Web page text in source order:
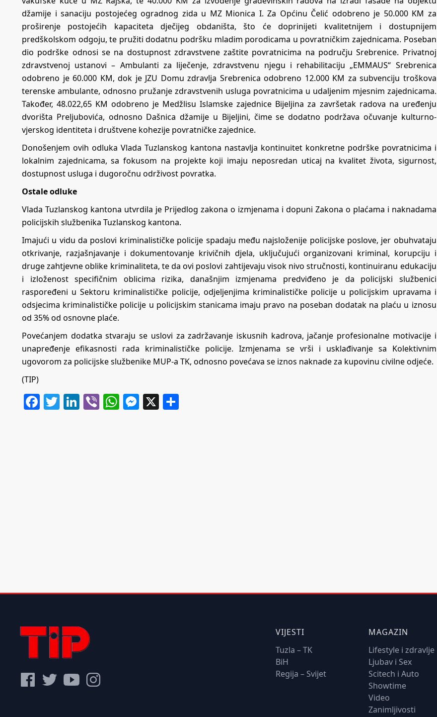
džamije i sanaciju postojećeg ogradnog zida u MZ Mionica I. Za Općinu Čelić odobreno je 50.000 KM za
proširenje postojećih kapaciteta dječijeg obdaništa, što će doprinijeti kvalitetnijem i dostupnijem
predškolskom odgoju, te pružiti dodatnu podršku mladim porodicama u povratničkim zajednicama. Poseban
dio podrške odnosi se na dostupnost zdravstvene zaštite povratnicima na području Srebrenice. Privatnoj
zdravstvenoj ustanovi – Ambulanti za liječenje, zdravstvenu njegu i rehabilitaciju „EMMAUS“ Srebrenica
odobreno je 60.000 KM, dok je JZU Domu zdravlja Srebrenica odobreno 12.000 KM za subvenciju troškova
terenske ambulante, odnosno pružanje zdravstvenih usluga povratnicima u udaljenim mjesnim zajednicama.
Također, 48.022,65 KM odobreno je Medžlisu Islamske zajednice Bijeljina za završetak radova na uređenju
dvorišta Preljubovića, odnosno Dašnica džamije u Bijeljini, čime se dodatno podržava očuvanje kulturno-
vjerskog identiteta i društvene kohezije povratničke zajednice.
Donošenjem ovih odluka Vlada Tuzlanskog kantona nastavlja kontinuitet konkretne podrške povratnicima i
lokalnim zajednicama, sa fokusom na projekte koji imaju neposredan uticaj na kvalitet života, sigurnost,
dostupnost usluga i dugoročnu održivost povratka.
Ostale odluke
Vlada Tuzlanskog kantona utvrdila je Prijedlog zakona o izmjenama i dopuni Zakona o plaćama i naknadama
policijskih službenika Tuzlanskog kantona.
Imajući u vidu da poslovi kriminalističke policije spadaju među najsloženije policijske poslove, jer obuhvataju
otkrivanje, razjašnjavanje i dokumentovanje krivičnih djela, uključujući organizovani kriminal, korupciju i
druge zahtjevne oblike kriminaliteta, te da ovi poslovi zahtijevaju visok nivo stručnosti, kontinuiranu edukaciju
i izloženost specifičnim oblicima rizika, današnjim izmjenama predviđeno je da policijski službenici
raspoređeni u Sektoru kriminalističke policije, odjeljenjima kriminalističke policije u policijskim upravama i
odsjecima kriminalističke policije u policijskim stanicama imaju pravo na poseban dodatak na plaću u iznosu
od 35% od osnovne plaće.
Povećanjem dodatka stvaraju se uslovi za zadržavanje iskusnih kadrova, jačanje profesionalne motivacije i
unapređenje efikasnosti rada kriminalističke policije. Izmjenama se vrši i usklađivanje sa Kolektivnim
ugovorom za policijske službenike MUP-a TK, odnosno povećava se iznos naknade za kupovinu civilne odjeće.
(TIP)
Facebook
Twitter
LinkedIn
ViberWhatsApp
Messenger
X
VIJESTI
Tuzla – TK
BiH
Regija – Svijet
MAGAZIN
Lifestyle i zdravlje
Ljubav i Sex
Scitech i Auto
Showtime
Video
Zanimljivosti